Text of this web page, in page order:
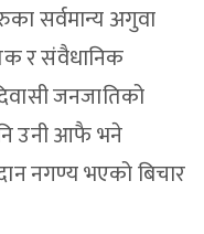
सर्वमान्य अगुवा
र संवैधानिक
जनजातिको
उनी आफै भने
नगण्य भएको बिचार